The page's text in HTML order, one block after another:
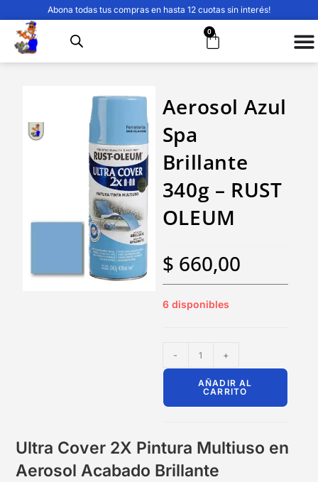
Abona todas tus compras en hasta 12 cuotas sin interés!
0
Aerosol Azul
Spa
Brillante
340g – RUST
OLEUM
$ 660,00
6 disponibles
- +
AÑADIR AL
CARRITO
Ultra Cover 2X Pintura Multiuso en
Aerosol Acabado Brillante